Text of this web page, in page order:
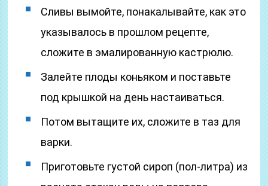
Сливы вымойте, понакалывайте, как это
указывалось в прошлом рецепте,
сложите в эмалированную кастрюлю.
Залейте плоды коньяком и поставьте
под крышкой на день настаиваться.
Потом вытащите их, сложите в таз для
варки.
Приготовьте густой сироп (пол-литра) из